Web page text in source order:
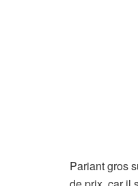
Pariant gros